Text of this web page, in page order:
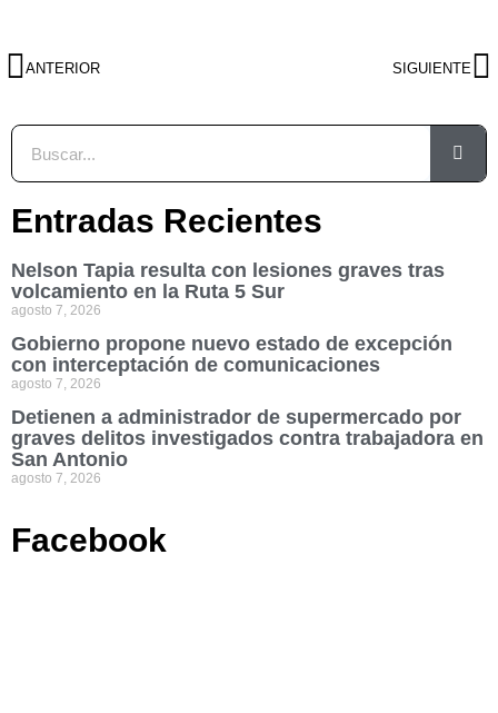
ANTERIOR SIGUIENTE
Entradas Recientes
Nelson Tapia resulta con lesiones graves tras
volcamiento en la Ruta 5 Sur
agosto 7, 2026
Gobierno propone nuevo estado de excepción
con interceptación de comunicaciones
agosto 7, 2026
Detienen a administrador de supermercado por
graves delitos investigados contra trabajadora en
San Antonio
agosto 7, 2026
Facebook